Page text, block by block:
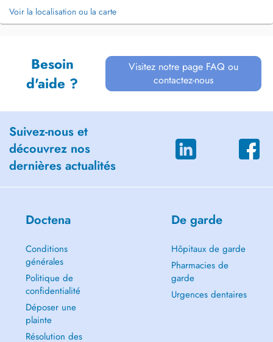
Voir la localisation ou la carte
Besoin
d'aide ?
Visitez notre page FAQ ou
contactez-nous
Suivez-nous et
découvrez nos
dernières actualités
Doctena
Conditions
générales
Politique de
confidentialité
Déposer une
plainte
Résolution des
De garde
Hôpitaux de garde
Pharmacies de
garde
Urgences dentaires